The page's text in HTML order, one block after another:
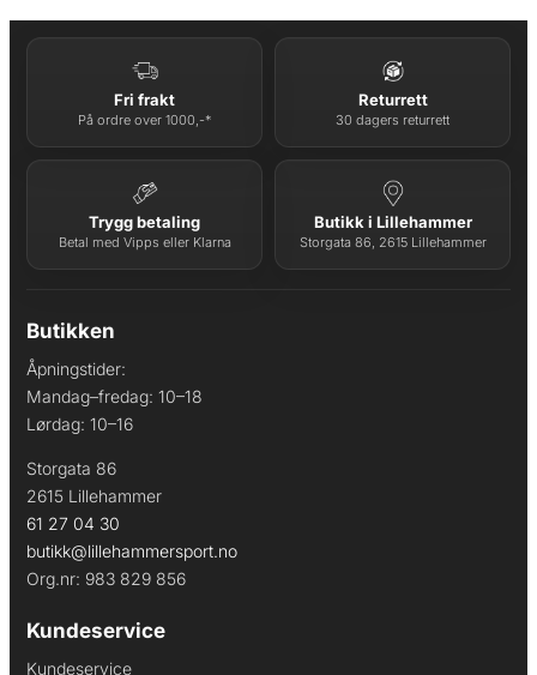
Fri frakt
På ordre over 1000,-*
Returrett
30 dagers returrett
Trygg betaling
Betal med Vipps eller Klarna
Butikk i Lillehammer
Storgata 86, 2615 Lillehammer
Butikken
Åpningstider:
Mandag–fredag: 10–18
Lørdag: 10–16
Storgata 86
2615 Lillehammer
61 27 04 30
butikk@lillehammersport.no
Org.nr: 983 829 856
Kundeservice
Kundeservice